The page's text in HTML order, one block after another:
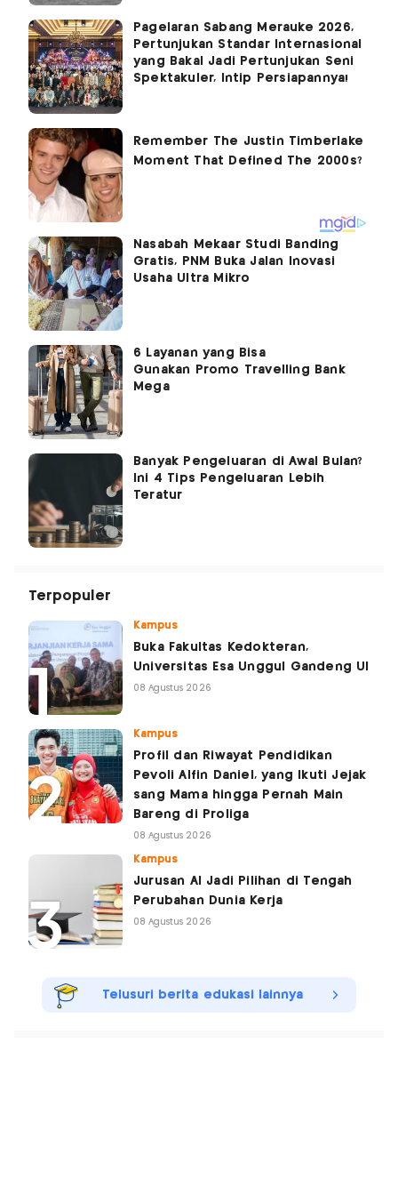
Pagelaran Sabang Merauke 2026,
Pertunjukan Standar Internasional
yang Bakal Jadi Pertunjukan Seni
Spektakuler, Intip Persiapannya!
Nasabah Mekaar Studi Banding
Gratis, PNM Buka Jalan Inovasi
Usaha Ultra Mikro
6 Layanan yang Bisa
Gunakan Promo Travelling Bank
Mega
Banyak Pengeluaran di Awal Bulan?
Ini 4 Tips Pengeluaran Lebih
Teratur
Terpopuler
Kampus
Buka Fakultas Kedokteran,
Universitas Esa Unggul Gandeng UI
08 Agustus 2026
Kampus
Profil dan Riwayat Pendidikan
Pevoli Alfin Daniel, yang Ikuti Jejak
sang Mama hingga Pernah Main
Bareng di Proliga
08 Agustus 2026
Kampus
Jurusan AI Jadi Pilihan di Tengah
Perubahan Dunia Kerja
08 Agustus 2026
Telusuri berita edukasi lainnya